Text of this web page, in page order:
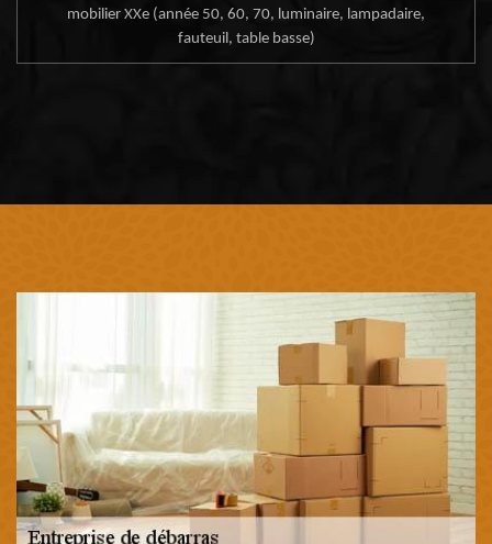
mobilier XXe (année 50, 60, 70, luminaire, lampadaire,
fauteuil, table basse)